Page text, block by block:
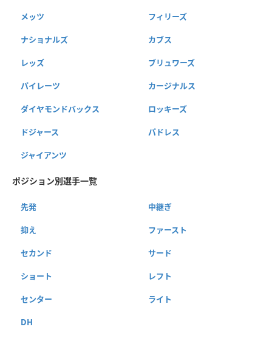
メッツ フィリーズ
ナショナルズ カブス
レッズ ブリュワーズ
パイレーツ カージナルス
ダイヤモンドバックス ロッキーズ
ドジャース パドレス
ジャイアンツ
ポジション別選手一覧
先発 中継ぎ
抑え ファースト
セカンド サード
ショート レフト
センター ライト
DH